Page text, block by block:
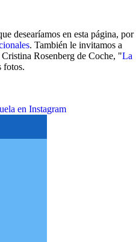
desearíamos en esta página, por
. También le invitamos a
Rosenberg de Coche, "La
fotos.
en Instagram